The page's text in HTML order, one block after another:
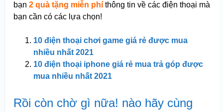
bạn 2 quà tặng miễn phíthông tin về các điện thoại mà
bạn cần có các lựa chọn!
10 điện thoại chơi game giá rẻ được mua
nhiều nhất 2021
10 điện thoại iphone giá rẻ mua trả góp được
mua nhiều nhất 2021
Rồi còn chờ gì nữa! nào hãy cùng